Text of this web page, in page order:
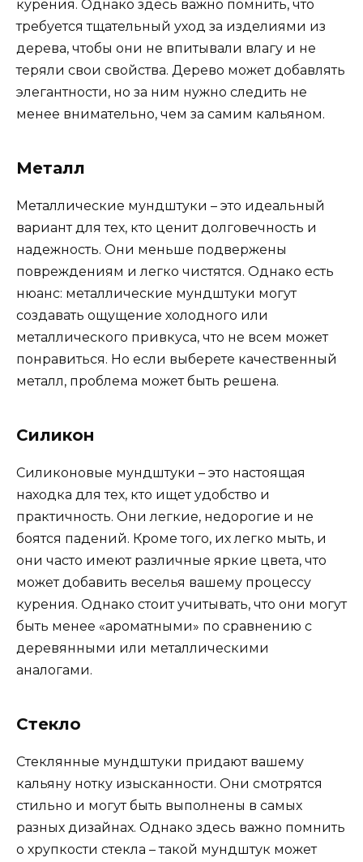
курения. Однако здесь важно помнить, что
требуется тщательный уход за изделиями из
дерева, чтобы они не впитывали влагу и не
теряли свои свойства. Дерево может добавлять
элегантности, но за ним нужно следить не
менее внимательно, чем за самим кальяном.
Металл
Металлические мундштуки – это идеальный
вариант для тех, кто ценит долговечность и
надежность. Они меньше подвержены
повреждениям и легко чистятся. Однако есть
нюанс: металлические мундштуки могут
создавать ощущение холодного или
металлического привкуса, что не всем может
понравиться. Но если выберете качественный
металл, проблема может быть решена.
Силикон
Силиконовые мундштуки – это настоящая
находка для тех, кто ищет удобство и
практичность. Они легкие, недорогие и не
боятся падений. Кроме того, их легко мыть, и
они часто имеют различные яркие цвета, что
может добавить веселья вашему процессу
курения. Однако стоит учитывать, что они могут
быть менее «ароматными» по сравнению с
деревянными или металлическими
аналогами.
Стекло
Стеклянные мундштуки придают вашему
кальяну нотку изысканности. Они смотрятся
стильно и могут быть выполнены в самых
разных дизайнах. Однако здесь важно помнить
о хрупкости стекла – такой мундштук может